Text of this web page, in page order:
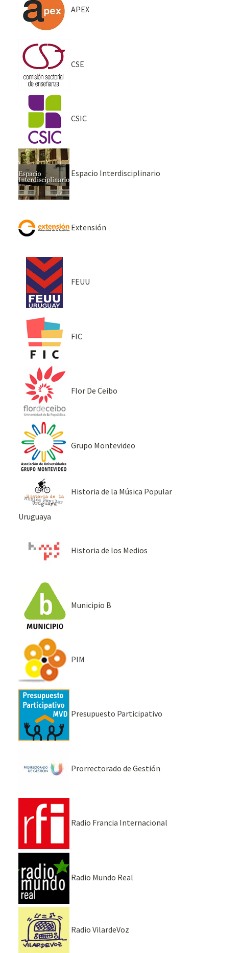
APEX
CSE
CSIC
Espacio Interdisciplinario
Extensión
FEUU
FIC
Flor De Ceibo
Grupo Montevideo
Historia de la Música Popular
Uruguaya
Historia de los Medios
Municipio B
PIM
Presupuesto Participativo
Prorrectorado de Gestión
Radio Francia Internacional
Radio Mundo Real
Radio VilardeVoz